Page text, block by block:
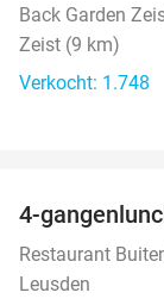
Back Garden
Zeist (9 km)
Verkocht: 1.748
4-
Restaurant
Leusden